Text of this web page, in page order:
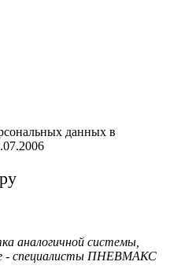
данных в
аналогичной системы,
- специалисты ПНЕВМАКС